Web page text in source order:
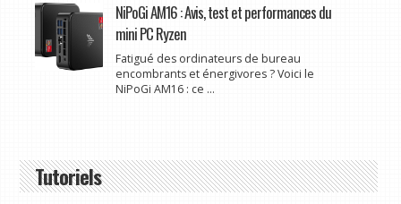
NiPoGi AM16 : Avis, test et performances du
mini PC Ryzen
Fatigué des ordinateurs de bureau
encombrants et énergivores ? Voici le
NiPoGi AM16 : ce ...
Tutoriels